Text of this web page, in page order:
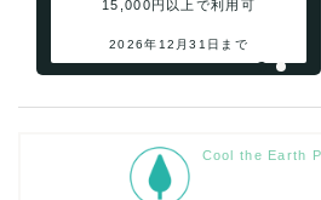
15,000円以上で利用可
2026年12月31日まで
Cool the Earth